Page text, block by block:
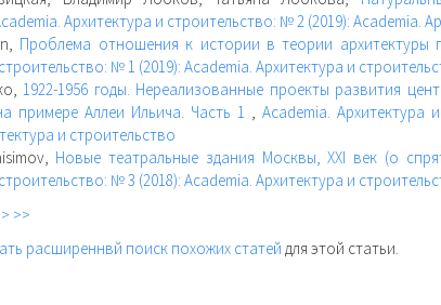
Архитектура и строительство: № 2 (2019): Academia.
Проблема отношения к истории в теории архитектуры
№ 1 (2019): Academia. Архитектура и
1922-1956 годы. Нереализованные проекты развития
примере Аллеи Ильича. Часть 1 , Academia. Архитектура
и строительство
Новые театральные здания Москвы, XXI век (о
№ 3 (2018): Academia. Архитектура и
> >>
расширеннвй поиск похожих статей для этой статьи.